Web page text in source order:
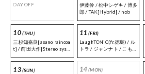
DAY OFF
伊藤伶 / 松中シゲキ / 博多
郎 / TAK[Hybrid] / nob
10(THU)
三杉知嘉良[asano raincoa
t] / 前田大作[Stereo syste
ん] / 船岡亮介[quolia] / か
ずさ[ルトラ]
11 (FRI)
LaughTONiC(fr.徳島) / ル
トラ / ジャンナト / こもも
ats]
13(SUN)
14(MON)